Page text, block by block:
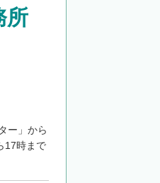
所
ー」から
17時まで